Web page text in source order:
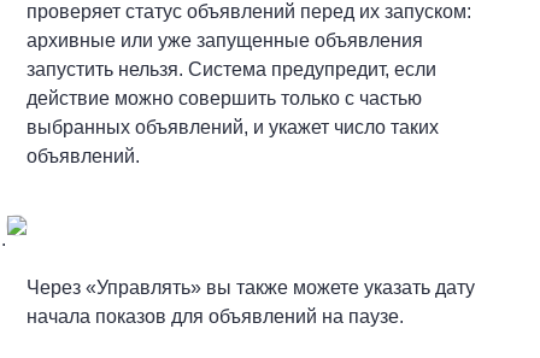
проверяет статус объявлений перед их запуском:
архивные или уже запущенные объявления
запустить нельзя. Система предупредит, если
действие можно совершить только с частью
выбранных объявлений, и укажет число таких
объявлений.
.
Через «Управлять» вы также можете указать дату
начала показов для объявлений на паузе.